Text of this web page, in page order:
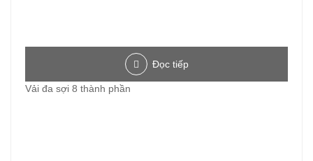
Đọc tiếp
Vải đa sợi 8 thành phần